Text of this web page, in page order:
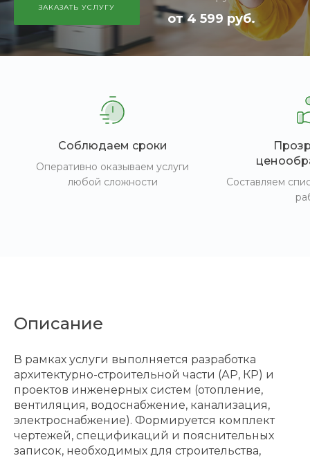
ЗАКАЗАТЬ УСЛУГУ
от 4 599 руб.
Соблюдаем сроки
Оперативно оказываем услуги
любой сложности
Составляем
Описание
В рамках услуги выполняется разработка
архитектурно-строительной части (АР, КР) и
проектов инженерных систем (отопление,
вентиляция, водоснабжение, канализация,
электроснабжение). Формируется комплект
чертежей, спецификаций и пояснительных
записок, необходимых для строительства,